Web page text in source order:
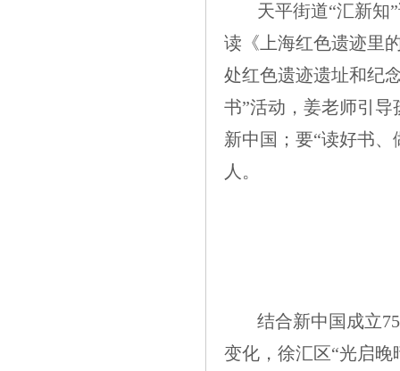
天平街道“汇新知
读《上海红色遗迹里
处红色遗迹遗址和纪
书”活动，姜老师引
新中国；要“读好书
人。
结合新中国成立
变化，徐汇区“光启